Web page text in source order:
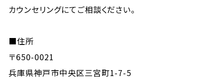
カウンセリングにてご相談ください。
■住所
〒650-0021
兵庫県神戸市中央区三宮町1-7-5